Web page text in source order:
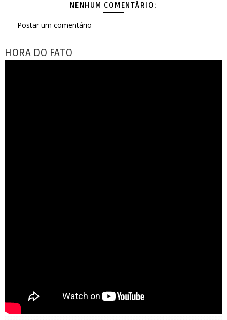
NENHUM COMENTÁRIO:
Postar um comentário
HORA DO FATO